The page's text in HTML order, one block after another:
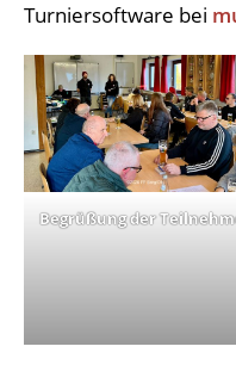
Turniersoftware bei
Begrüßung der